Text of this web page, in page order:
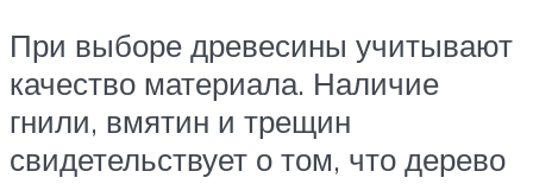
При выборе древесины учитывают
качество материала. Наличие
гнили, вмятин и трещин
свидетельствует о том, что дерево